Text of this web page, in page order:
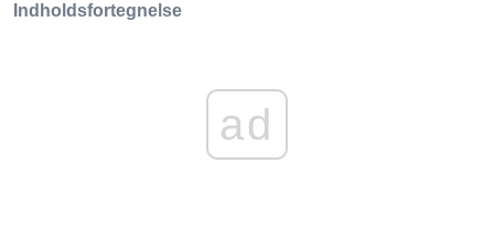
Indholdsfortegnelse
ad